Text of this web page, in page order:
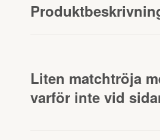
Liten matchtröja
varför inte vid